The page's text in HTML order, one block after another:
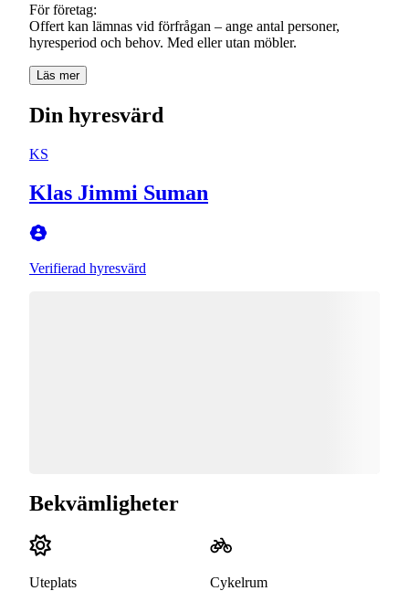
För företag:
Offert kan lämnas vid förfrågan – ange antal personer,
hyresperiod och behov. Med eller utan möbler.
Läs mer
Din hyresvärd
KS
Klas Jimmi Suman
Verifierad hyresvärd
Bekvämligheter
Uteplats Cykelrum